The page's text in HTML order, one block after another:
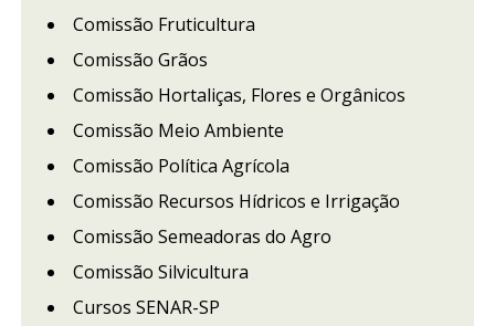
Comissão Fruticultura
Comissão Grãos
Comissão Hortaliças, Flores e Orgânicos
Comissão Meio Ambiente
Comissão Política Agrícola
Comissão Recursos Hídricos e Irrigação
Comissão Semeadoras do Agro
Comissão Silvicultura
Cursos SENAR-SP